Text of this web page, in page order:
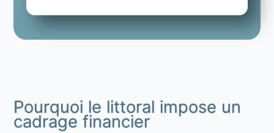
Pourquoi le littoral impose un
cadrage financier